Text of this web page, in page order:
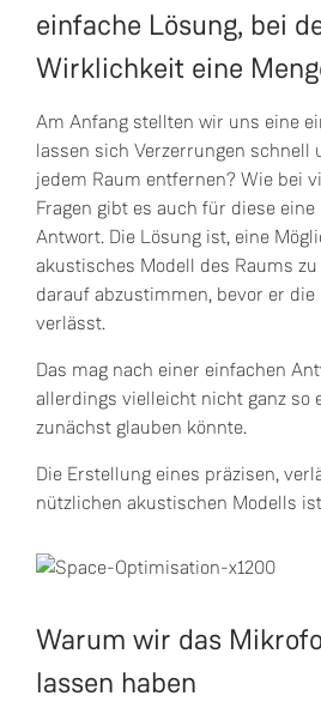
einfache Lösung, bei
Wirklichkeit eine
Am Anfang stellten wir uns eine
lassen sich Verzerrungen schnell
jedem Raum entfernen? Wie bei
Fragen gibt es auch für diese
Antwort. Die Lösung ist, eine
akustisches Modell des Raums
darauf abzustimmen, bevor er
verlässt.
Das mag nach einer einfachen
allerdings vielleicht nicht ganz so
zunächst glauben könnte.
Die Erstellung eines präzisen,
nützlichen akustischen Modells
Warum wir das
lassen haben